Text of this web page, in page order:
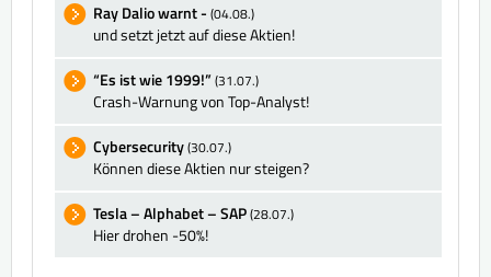
Ray Dalio warnt - (04.08.)
und setzt jetzt auf diese Aktien!
“Es ist wie 1999!”(31.07.)
Crash-Warnung von Top-Analyst!
Cybersecurity(30.07.)
Können diese Aktien nur steigen?
Tesla – Alphabet – SAP(28.07.)
Hier drohen -50%!